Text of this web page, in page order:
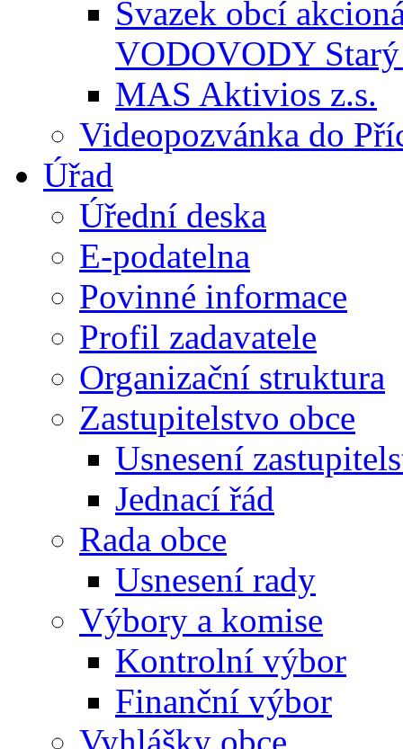
Svazek obcí
VODOVODY Starý
MAS Aktivios z.s.
Videopozvánka do
Úřad
Úřední deska
E-podatelna
Povinné informace
Profil zadavatele
Organizační struktura
Zastupitelstvo obce
Usnesení
Jednací řád
Rada obce
Usnesení rady
Výbory a komise
Kontrolní výbor
Finanční výbor
Vyhlášky obce